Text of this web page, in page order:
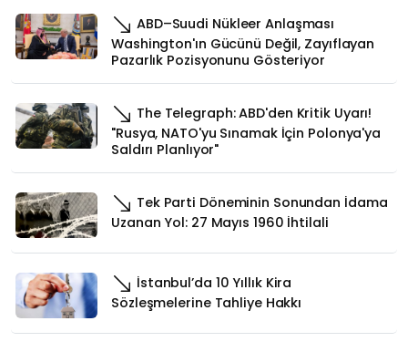
ABD–Suudi Nükleer Anlaşması
Washington'ın Gücünü Değil, Zayıflayan
Pazarlık Pozisyonunu Gösteriyor
The Telegraph: ABD'den Kritik Uyarı!
"Rusya, NATO'yu Sınamak İçin Polonya'ya
Saldırı Planlıyor"
Tek Parti Döneminin Sonundan İdama
Uzanan Yol: 27 Mayıs 1960 İhtilali
İstanbul’da 10 Yıllık Kira
Sözleşmelerine Tahliye Hakkı